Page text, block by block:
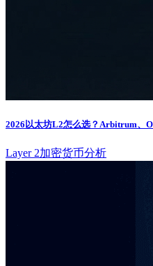
2026以太坊L2怎么选？Arbitrum、
Layer 2加密货币分析